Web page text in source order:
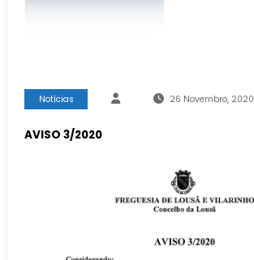
Notícias 26 Novembro, 2020
AVISO 3/2020